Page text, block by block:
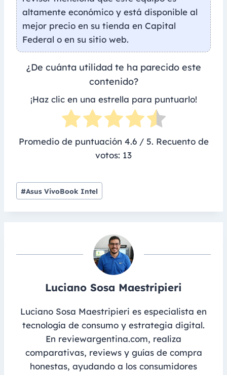
altamente económico y está disponible al
mejor precio en su tienda en Capital
Federal o en su sitio web.
¿De cuánta utilidad te ha parecido este
contenido?
¡Haz clic en una estrella para puntuarlo!
Promedio de puntuación 4.6/ 5. Recuento de
votos: 13
Post
Tags:
#Asus VivoBook Intel
Luciano Sosa Maestripieri
Luciano Sosa Maestripieri es especialista en
tecnología de consumo y estrategia digital.
En reviewargentina.com, realiza
comparativas, reviews y guías de compra
honestas, ayudando a los consumidores